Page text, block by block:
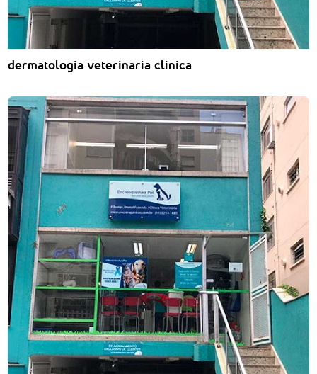
dermatologia veterinaria clinica